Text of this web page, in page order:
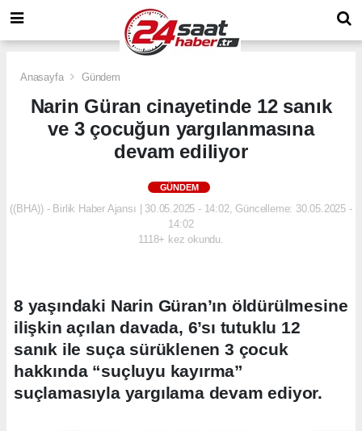
Anasayfa Gündem
Narin Güran cinayetinde 12 sanık
ve 3 çocuğun yargılanmasına
devam ediliyor
GÜNDEM
((BHA)) - Birlik Haber Ajansı | 30.05.2025 - 14:02, Güncelleme: 30.05.2025 -
14:02
1118+ kez okundu.
8 yaşındaki Narin Güran’ın öldürülmesine
ilişkin açılan davada, 6’sı tutuklu 12
sanık ile suça sürüklenen 3 çocuk
hakkında “suçluyu kayırma”
suçlamasıyla yargılama devam ediyor.